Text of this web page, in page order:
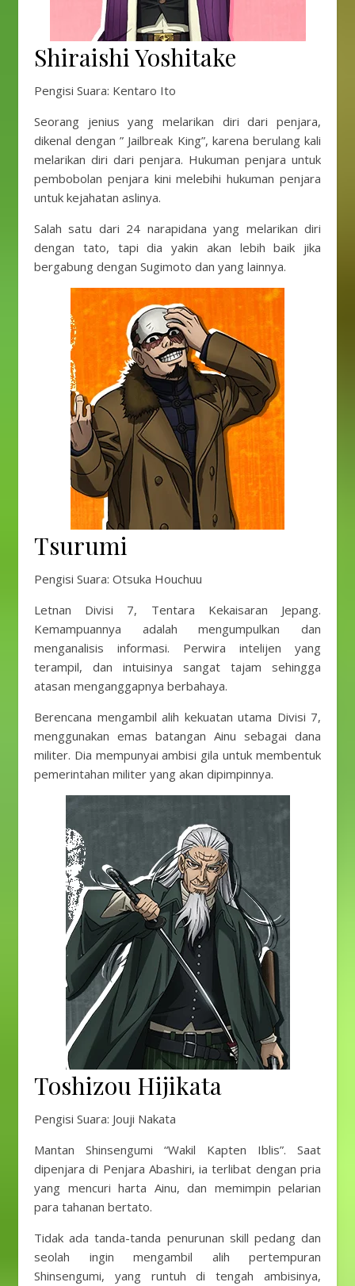
Shiraishi Yoshitake
Pengisi Suara: Kentaro Ito
Seorang jenius yang melarikan diri dari penjara,
dikenal dengan ” Jailbreak King”, karena berulang kali
melarikan diri dari penjara. Hukuman penjara untuk
pembobolan penjara kini melebihi hukuman penjara
untuk kejahatan aslinya.
Salah satu dari 24 narapidana yang melarikan diri
dengan tato, tapi dia yakin akan lebih baik jika
bergabung dengan Sugimoto dan yang lainnya.
Tsurumi
Pengisi Suara: Otsuka Houchuu
Letnan Divisi 7, Tentara Kekaisaran Jepang.
Kemampuannya adalah mengumpulkan dan
menganalisis informasi. Perwira intelijen yang
terampil, dan intuisinya sangat tajam sehingga
atasan menganggapnya berbahaya.
Berencana mengambil alih kekuatan utama Divisi 7,
menggunakan emas batangan Ainu sebagai dana
militer. Dia mempunyai ambisi gila untuk membentuk
pemerintahan militer yang akan dipimpinnya.
Toshizou Hijikata
Pengisi Suara: Jouji Nakata
Mantan Shinsengumi “Wakil Kapten Iblis”. Saat
dipenjara di Penjara Abashiri, ia terlibat dengan pria
yang mencuri harta Ainu, dan memimpin pelarian
para tahanan bertato.
Tidak ada tanda-tanda penurunan skill pedang dan
seolah ingin mengambil alih pertempuran
Shinsengumi, yang runtuh di tengah ambisinya,